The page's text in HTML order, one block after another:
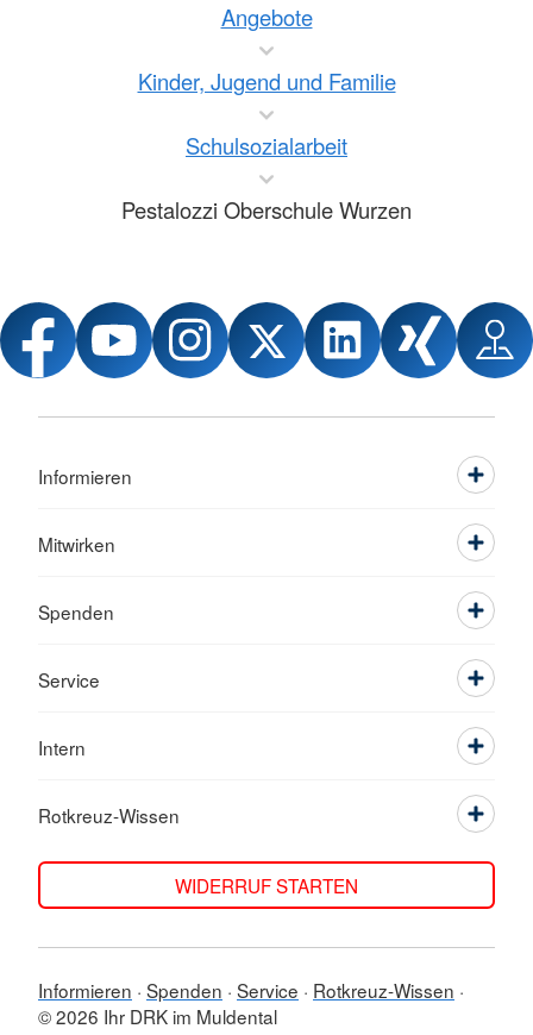
Angebote
Kinder, Jugend und Familie
Schulsozialarbeit
Pestalozzi Oberschule Wurzen
Informieren
Mitwirken
Spenden
Service
Intern
Rotkreuz-Wissen
WIDERRUF STARTEN
Informieren Spenden Service
Rotkreuz-Wissen
© 2026 Ihr DRK im Muldental